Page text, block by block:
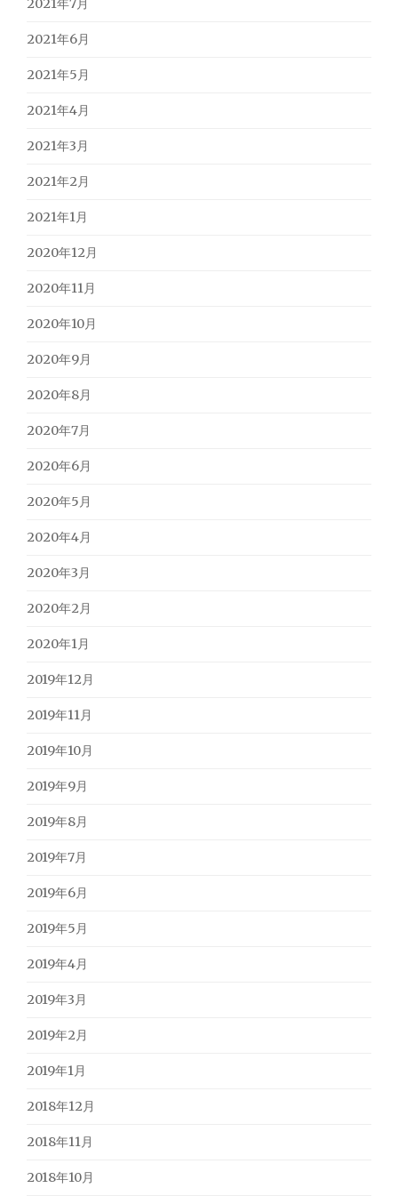
2021年7月
2021年6月
2021年5月
2021年4月
2021年3月
2021年2月
2021年1月
2020年12月
2020年11月
2020年10月
2020年9月
2020年8月
2020年7月
2020年6月
2020年5月
2020年4月
2020年3月
2020年2月
2020年1月
2019年12月
2019年11月
2019年10月
2019年9月
2019年8月
2019年7月
2019年6月
2019年5月
2019年4月
2019年3月
2019年2月
2019年1月
2018年12月
2018年11月
2018年10月